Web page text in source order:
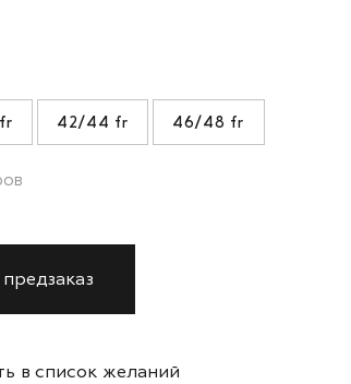
42/44 fr 46/48 fr
в список желаний